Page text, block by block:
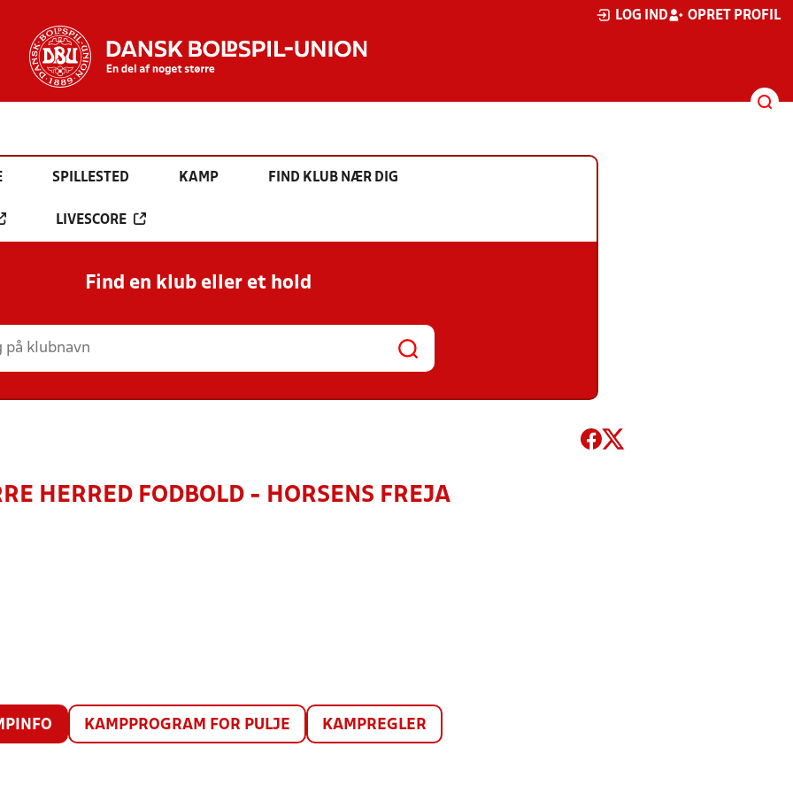
LOG IND OPRET PROFIL
SPILLESTED KAMP FIND KLUB NÆR DIG
LIVESCORE
Find en klub eller et hold
HERRED FODBOLD - HORSENS FREJA
KAMPPROGRAM FOR PULJE KAMPREGLER